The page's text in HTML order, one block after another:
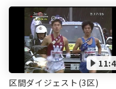
区間ダイジェスト(3区)